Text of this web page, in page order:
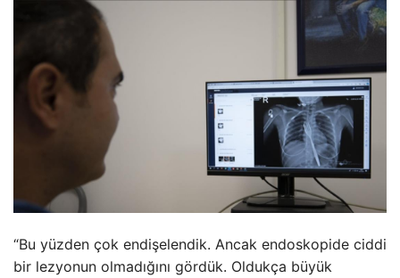
“Bu yüzden çok endişelendik. Ancak endoskopide ciddi
bir lezyonun olmadığını gördük. Oldukça büyük